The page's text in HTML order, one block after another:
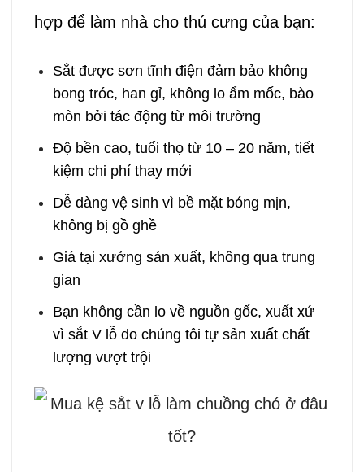
hợp để làm nhà cho thú cưng của bạn:
Sắt được sơn tĩnh điện đảm bảo không
bong tróc, han gỉ, không lo ẩm mốc, bào
mòn bởi tác động từ môi trường
Độ bền cao, tuổi thọ từ 10 – 20 năm, tiết
kiệm chi phí thay mới
Dễ dàng vệ sinh vì bề mặt bóng mịn,
không bị gồ ghề
Giá tại xưởng sản xuất, không qua trung
gian
Bạn không cần lo về nguồn gốc, xuất xứ
vì sắt V lỗ do chúng tôi tự sản xuất chất
lượng vượt trội